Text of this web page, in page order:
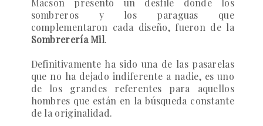
sombreros y los paraguas que
complementaron cada diseño, fueron de la
Sombrerería Mil.
Definitivamente ha sido una de las pasarelas
que no ha dejado indiferente a nadie, es uno
de los grandes referentes para aquellos
hombres que están en la búsqueda constante
de la originalidad.